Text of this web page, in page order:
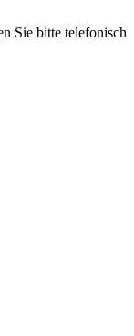
Sie bitte telefonisch